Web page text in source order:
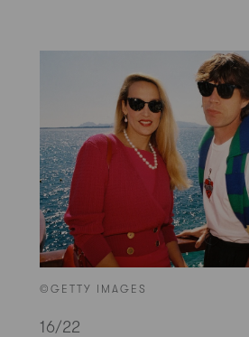
©GETTY IMAGES
16/22